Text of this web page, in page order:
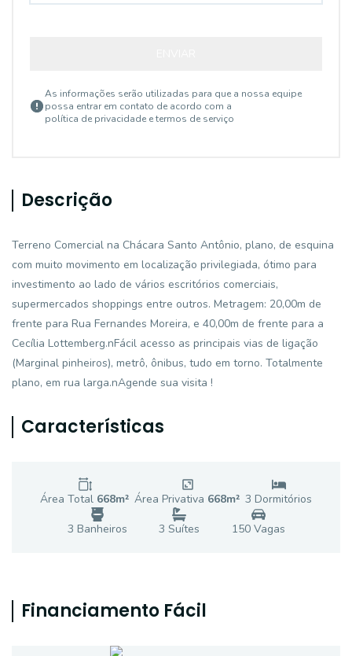
As informações serão utilizadas para que a nossa equipe
possa entrar em contato de acordo com a
política de privacidade e termos de serviço
Descrição
Terreno Comercial na Chácara Santo Antônio, plano, de esquina
com muito movimento em localização privilegiada, ótimo para
investimento ao lado de vários escritórios comerciais,
supermercados shoppings entre outros. Metragem: 20,00m de
frente para Rua Fernandes Moreira, e 40,00m de frente para a
Cecília Lottemberg.nFácil acesso as principais vias de ligação
(Marginal pinheiros), metrô, ônibus, tudo em torno. Totalmente
plano, em rua larga.nAgende sua visita !
Características
Área Total 668m² Área Privativa 668m² 3 Dormitórios
3 Banheiros 3 Suítes 150Vagas
Financiamento Fácil